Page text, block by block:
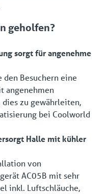
geholfen?
sorgt für angenehme
Besuchern eine
angenehmen
zu gewährleiten,
bei Coolworld
Halle mit kühler
von
AC05B mit sehr
inkl. Luftschläuche,